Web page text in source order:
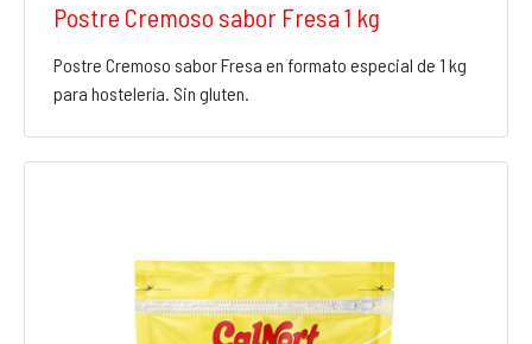
Postre Cremoso sabor Fresa 1 kg
Postre Cremoso sabor Fresa en formato especial de 1 kg
para hostelería. Sin gluten.